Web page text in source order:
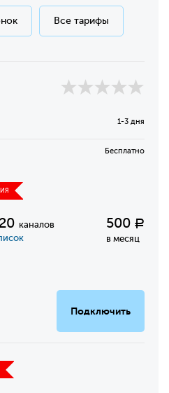
Все тарифы
1-3 дня
Бесплатно
каналов
500 Р
в месяц
Подключить